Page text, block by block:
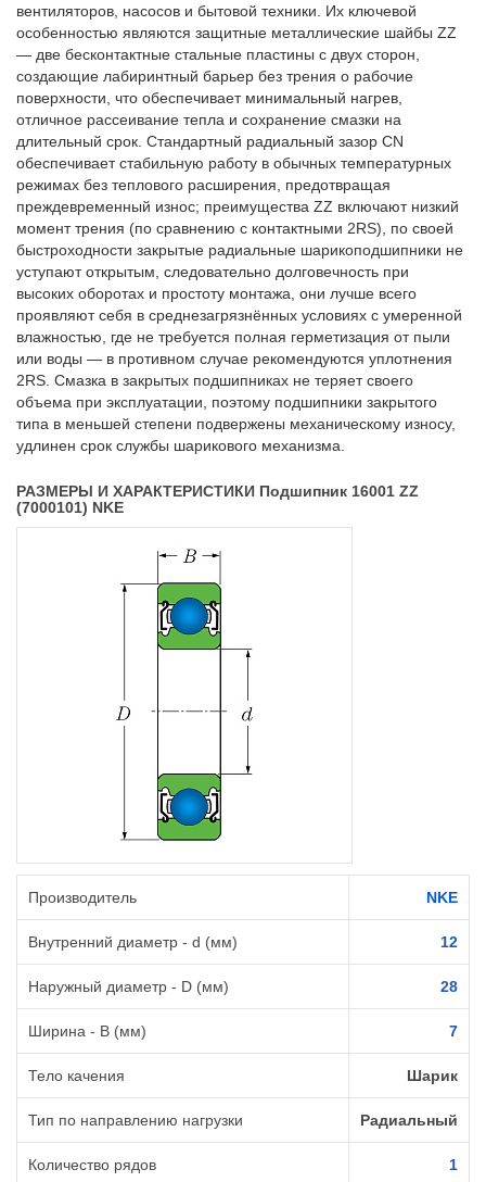
вентиляторов, насосов и бытовой техники. Их ключевой
особенностью являются защитные металлические шайбы ZZ
— две бесконтактные стальные пластины с двух сторон,
создающие лабиринтный барьер без трения о рабочие
поверхности, что обеспечивает минимальный нагрев,
отличное рассеивание тепла и сохранение смазки на
длительный срок. Стандартный радиальный зазор CN
обеспечивает стабильную работу в обычных температурных
режимах без теплового расширения, предотвращая
преждевременный износ; преимущества ZZ включают низкий
момент трения (по сравнению с контактными 2RS), по своей
быстроходности закрытые радиальные шарикоподшипники не
уступают открытым, следовательно долговечность при
высоких оборотах и простоту монтажа, они лучше всего
проявляют себя в среднезагрязнённых условиях с умеренной
влажностью, где не требуется полная герметизация от пыли
или воды — в противном случае рекомендуются уплотнения
2RS. Смазка в закрытых подшипниках не теряет своего
объема при эксплуатации, поэтому подшипники закрытого
типа в меньшей степени подвержены механическому износу,
удлинен срок службы шарикового механизма.
РАЗМЕРЫ И ХАРАКТЕРИСТИКИ Подшипник 16001 ZZ
(7000101) NKE
Производитель NKE
Внутренний диаметр - d (мм) 12
Наружный диаметр - D (мм) 28
Ширина - B (мм) 7
Тело качения Шарик
Тип по направлению нагрузки Радиальный
Количество рядов 1